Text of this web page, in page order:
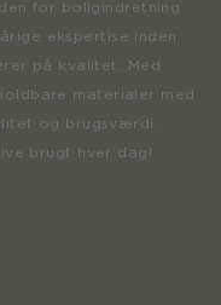
for boligindretning
ekspertise inden
på kvalitet. Med
materialer med
og brugsværdi.
brugt hver dag!